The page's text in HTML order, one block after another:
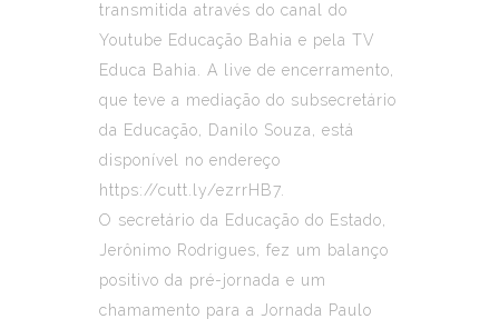
transmitida através do canal do
Youtube Educação Bahia e pela TV
Educa Bahia. A live de encerramento,
que teve a mediação do subsecretário
da Educação, Danilo Souza, está
disponível no endereço
https://cutt.ly/ezrrHB7.
O secretário da Educação do Estado,
Jerônimo Rodrigues, fez um balanço
positivo da pré-jornada e um
chamamento para a Jornada Paulo